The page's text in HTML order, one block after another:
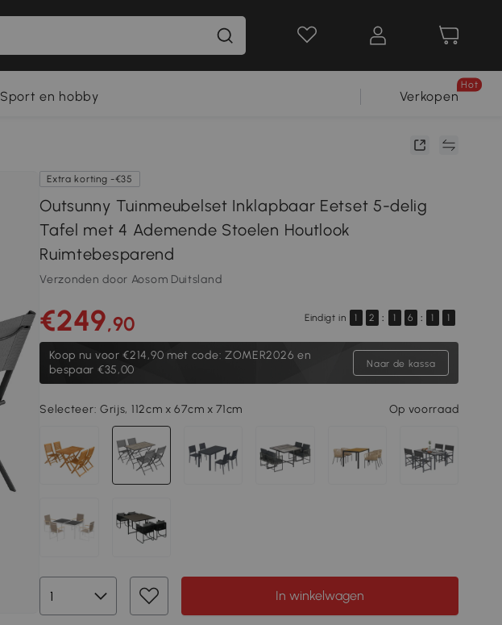
Sport en hobby Verkopen
Hot
Extra korting -€35
Outsunny Tuinmeubelset Inklapbaar Eetset 5-delig
Tafel met 4 Ademende Stoelen Houtlook
Ruimtebesparend
Verzonden door Aosom Duitsland
€249,90 Eindigt in 1 2 : 1 6 : 1 0
Koop nu voor€214,90 met code: ZOMER2026 en
bespaar €35,00
Naar de kassa
Selecteer: Grijs, 112cm x 67cm x 71cm Op voorraad
In winkelwagen